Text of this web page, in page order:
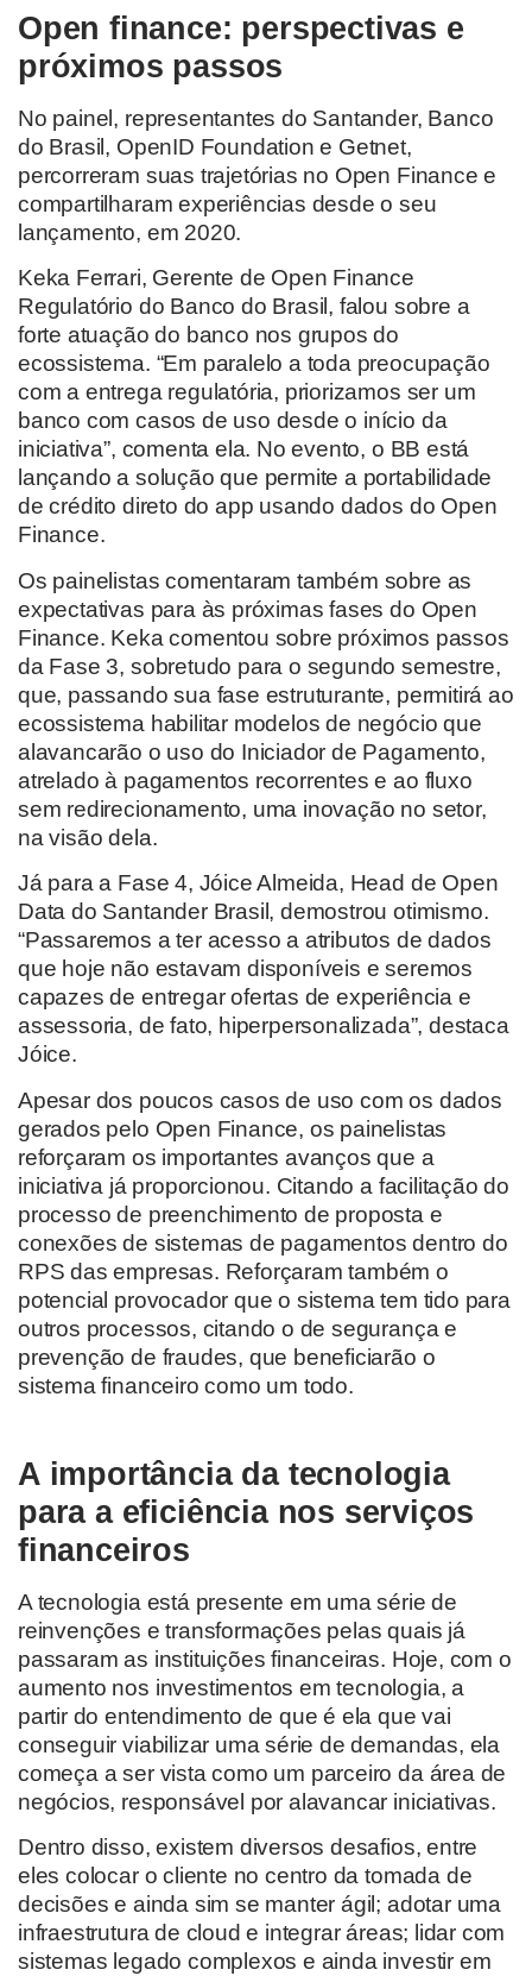
Open finance: perspectivas e
próximos passos
No painel, representantes do Santander, Banco
do Brasil, OpenID Foundation e Getnet,
percorreram suas trajetórias no Open Finance e
compartilharam experiências desde o seu
lançamento, em 2020.
Keka Ferrari, Gerente de Open Finance
Regulatório do Banco do Brasil, falou sobre a
forte atuação do banco nos grupos do
ecossistema. “Em paralelo a toda preocupação
com a entrega regulatória, priorizamos ser um
banco com casos de uso desde o início da
iniciativa”, comenta ela. No evento, o BB está
lançando a solução que permite a portabilidade
de crédito direto do app usando dados do Open
Finance.
Os painelistas comentaram também sobre as
expectativas para às próximas fases do Open
Finance. Keka comentou sobre próximos passos
da Fase 3, sobretudo para o segundo semestre,
que, passando sua fase estruturante, permitirá ao
ecossistema habilitar modelos de negócio que
alavancarão o uso do Iniciador de Pagamento,
atrelado à pagamentos recorrentes e ao fluxo
sem redirecionamento, uma inovação no setor,
na visão dela.
Já para a Fase 4, Jóice Almeida, Head de Open
Data do Santander Brasil, demostrou otimismo.
“Passaremos a ter acesso a atributos de dados
que hoje não estavam disponíveis e seremos
capazes de entregar ofertas de experiência e
assessoria, de fato, hiperpersonalizada”, destaca
Jóice.
Apesar dos poucos casos de uso com os dados
gerados pelo Open Finance, os painelistas
reforçaram os importantes avanços que a
iniciativa já proporcionou. Citando a facilitação do
processo de preenchimento de proposta e
conexões de sistemas de pagamentos dentro do
RPS das empresas. Reforçaram também o
potencial provocador que o sistema tem tido para
outros processos, citando o de segurança e
prevenção de fraudes, que beneficiarão o
sistema financeiro como um todo.
A importância da tecnologia
para a eficiência nos serviços
financeiros
A tecnologia está presente em uma série de
reinvenções e transformações pelas quais já
passaram as instituições financeiras. Hoje, com o
aumento nos investimentos em tecnologia, a
partir do entendimento de que é ela que vai
conseguir viabilizar uma série de demandas, ela
começa a ser vista como um parceiro da área de
negócios, responsável por alavancar iniciativas.
Dentro disso, existem diversos desafios, entre
eles colocar o cliente no centro da tomada de
decisões e ainda sim se manter ágil; adotar uma
infraestrutura de cloud e integrar áreas; lidar com
sistemas legado complexos e ainda investir em